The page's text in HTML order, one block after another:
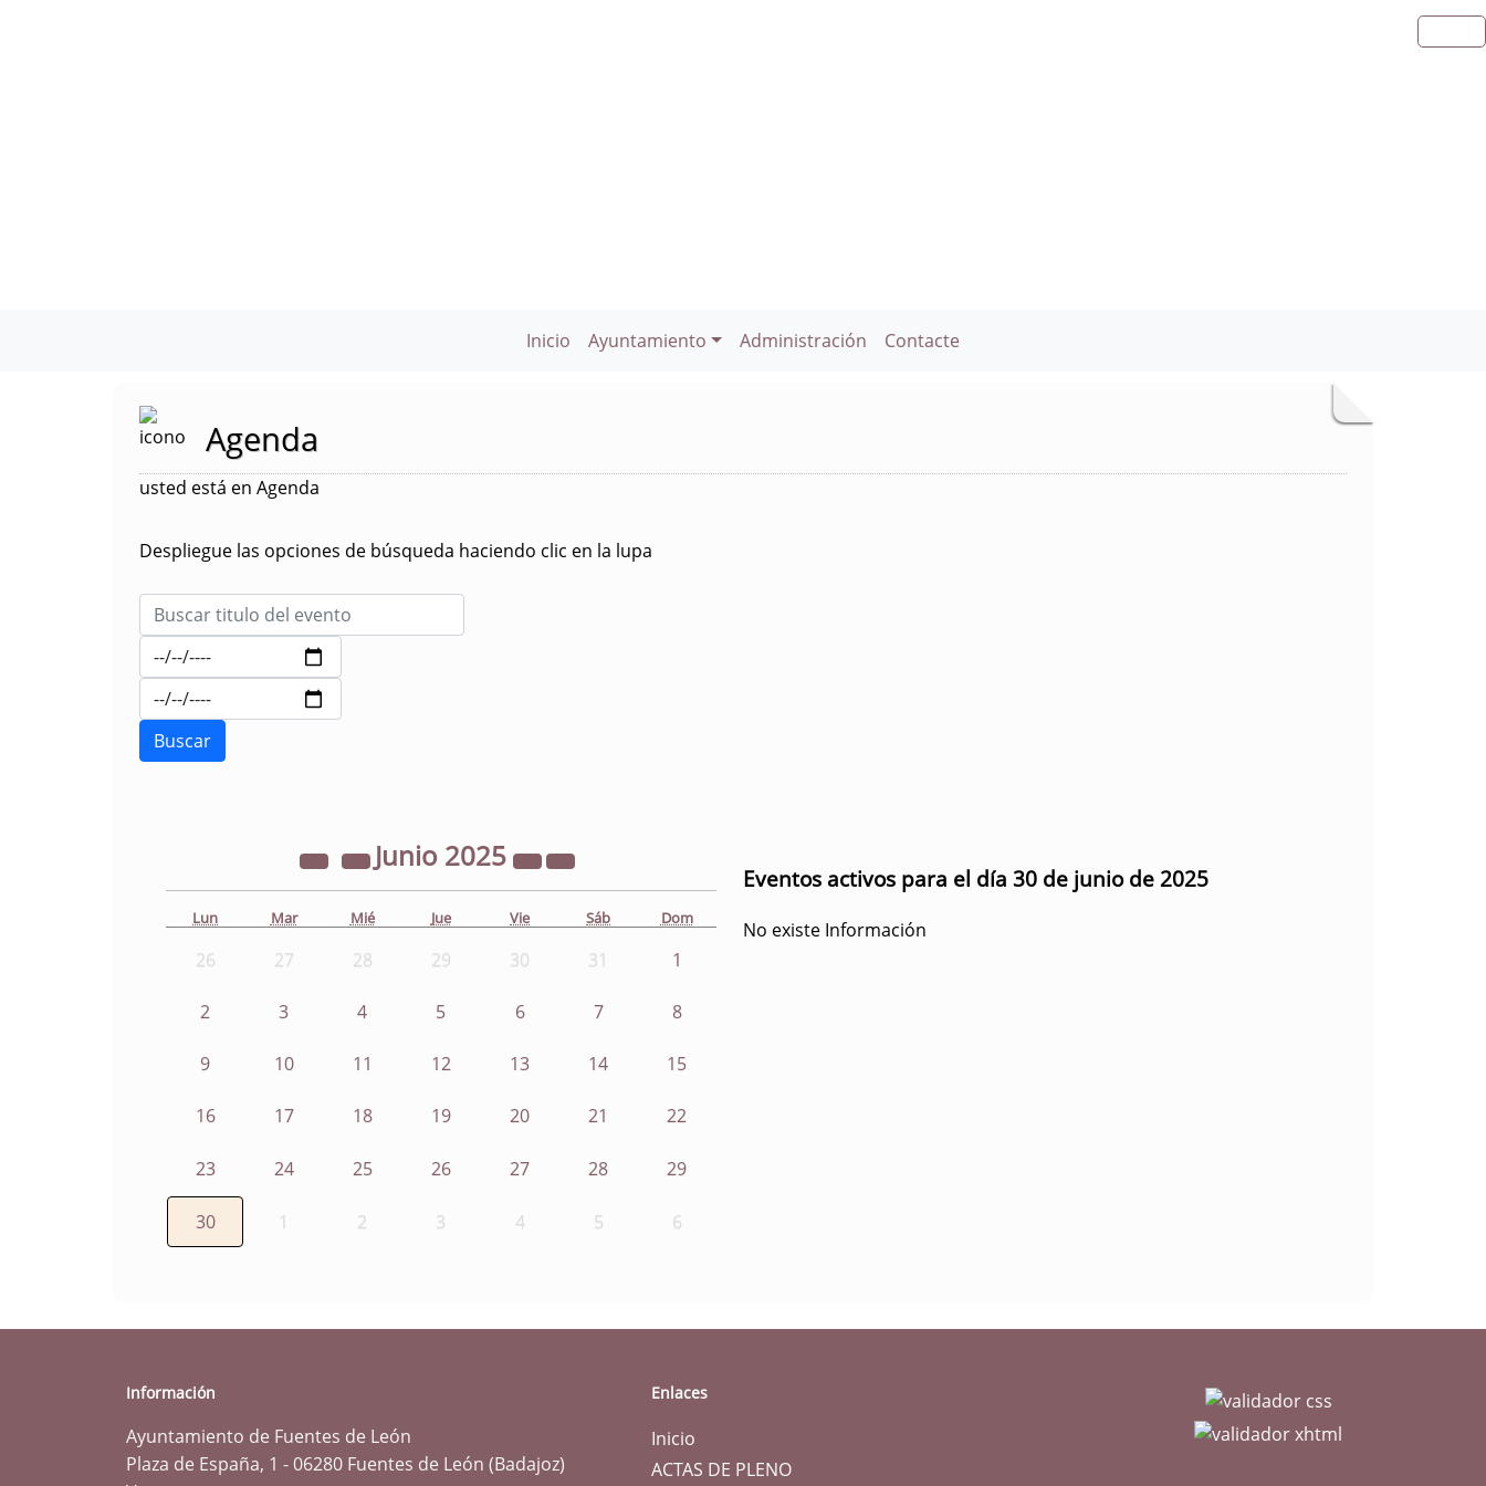
Inicio Ayuntamiento Administración Contacte
Agenda
usted está en Agenda
Despliegue las opciones de búsqueda haciendo clic en la lupa
Junio 2025
Lun Mar Mié Jue Vie Sáb Dom
26 27 28 29 30 31 1
2 3 4 5 6 7 8
9 10 11 12 13 14 15
16 17 18 19 20 21 22
23 24 25 26 27 28 29
30 1 2 3 4 5 6
Eventos activos para el día 30 de junio de 2025
No existe Información
Información
Ayuntamiento de Fuentes de León
Plaza de España, 1 - 06280 Fuentes de León (Badajoz)
Enlaces
Inicio
ACTAS DE PLENO